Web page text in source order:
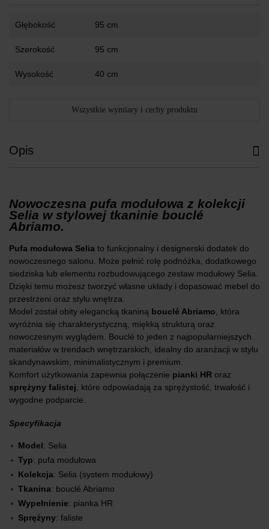
Głębokość 95 cm
Szerokość 95 cm
Wysokość 40 cm
Wszystkie wymiary i cechy produktu
Opis
Nowoczesna pufa modułowa z kolekcji
Selia w stylowej tkaninie bouclé
Abriamo.
Pufa modułowa Selia to funkcjonalny i designerski dodatek do
nowoczesnego salonu. Może pełnić rolę podnóżka, dodatkowego
siedziska lub elementu rozbudowującego zestaw modułowy Selia.
Dzięki temu możesz tworzyć własne układy i dopasować mebel do
przestrzeni oraz stylu wnętrza.
Model został obity elegancką tkaniną bouclé Abriamo, która
wyróżnia się charakterystyczną, miękką strukturą oraz
nowoczesnym wyglądem. Bouclé to jeden z najpopularniejszych
materiałów w trendach wnętrzarskich, idealny do aranżacji w stylu
skandynawskim, minimalistycznym i premium.
Komfort użytkowania zapewnia połączenie pianki HR oraz
sprężyny falistej, które odpowiadają za sprężystość, trwałość i
wygodne podparcie.
Specyfikacja
Model: Selia
Typ: pufa modułowa
Kolekcja: Selia (system modułowy)
Tkanina: bouclé Abriamo
Wypełnienie: pianka HR
Sprężyny: faliste